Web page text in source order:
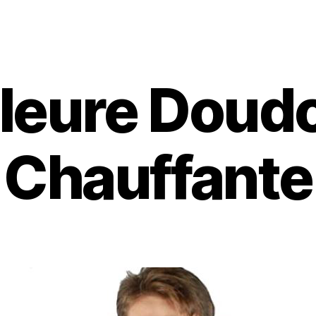
Chauffante